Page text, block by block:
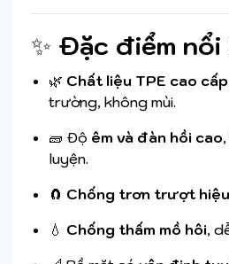
✨ Đặc điểm
🌿 Chất liệu TPE cao cấp
trường, không mùi.
🧱 Độ êm và đàn hồi cao
luyện.
🧲 Chống trơn trượt
💧 Chống thấm mồ hôi,